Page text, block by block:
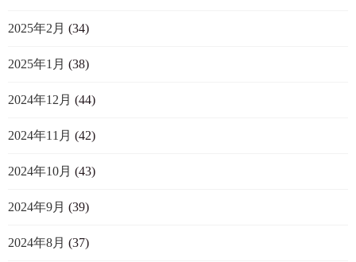
2025年2月 (34)
2025年1月 (38)
2024年12月 (44)
2024年11月 (42)
2024年10月 (43)
2024年9月 (39)
2024年8月 (37)